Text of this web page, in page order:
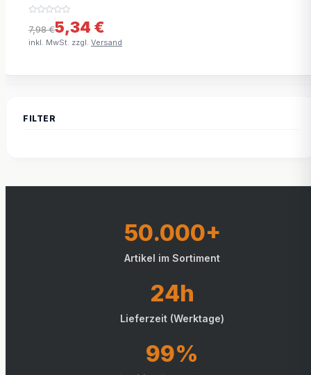
7,98 €5,34 €
inkl. MwSt. zzgl. Versand
50.000+
Artikel im Sortiment
24h
Lieferzeit (Werktage)
99%